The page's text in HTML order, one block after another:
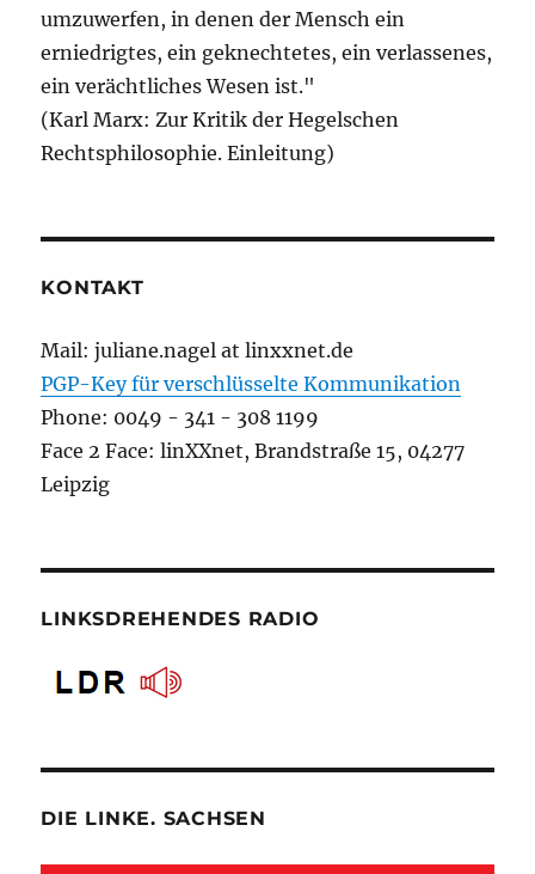
umzuwerfen, in denen der Mensch ein
erniedrigtes, ein geknechtetes, ein verlassenes,
ein verächtliches Wesen ist."
(Karl Marx: Zur Kritik der Hegelschen
Rechtsphilosophie. Einleitung)
KONTAKT
Mail: juliane.nagel at linxxnet.de
PGP-Key für verschlüsselte Kommunikation
Phone: 0049 - 341 - 308 1199
Face 2 Face: linXXnet, Brandstraße 15, 04277
Leipzig
LINKSDREHENDES RADIO
DIE LINKE. SACHSEN